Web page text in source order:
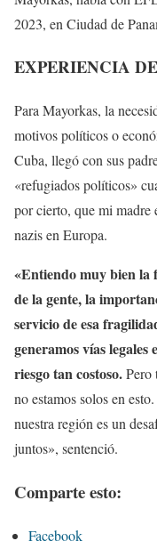
2023, en Ciudad de
EXPERIENCIA
Para Mayorkas, la
motivos políticos o
Cuba, llegó con sus
«refugiados políticos»
por cierto, que mi madre
nazis en Europa.
«Entiendo muy bien
de la gente, la
servicio de esa
generamos vías
riesgo tan costoso.Pero
no estamos solos en
nuestra región es un
juntos», sentenció.
Comparte esto:
Facebook